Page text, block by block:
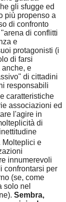
gli sfugge ed
più propenso a
di confronto
di conflitti
e
protagonisti (i
di farsi
anche, e
di cittadini
responsabili
caratteristiche
associazioni ed
l'agire in
di
Molteplici e
innumerevoli
confrontarsi per
(se, come
solo nel
Sembra,